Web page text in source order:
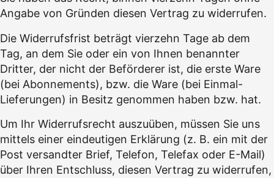
Angabe von Gründen diesen Vertrag zu widerrufen.
Die Widerrufsfrist beträgt vierzehn Tage ab dem
Tag, an dem Sie oder ein von Ihnen benannter
Dritter, der nicht der Beförderer ist, die erste Ware
(bei Abonnements), bzw. die Ware (bei Einmal-
Lieferungen) in Besitz genommen haben bzw. hat.
Um Ihr Widerrufsrecht auszuüben, müssen Sie uns
mittels einer eindeutigen Erklärung (z. B. ein mit der
Post versandter Brief, Telefon, Telefax oder E-Mail)
über Ihren Entschluss, diesen Vertrag zu widerrufen,